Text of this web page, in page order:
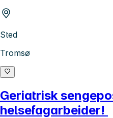
Sted
Tromsø
Geriatrisk
helsefagarbeider!